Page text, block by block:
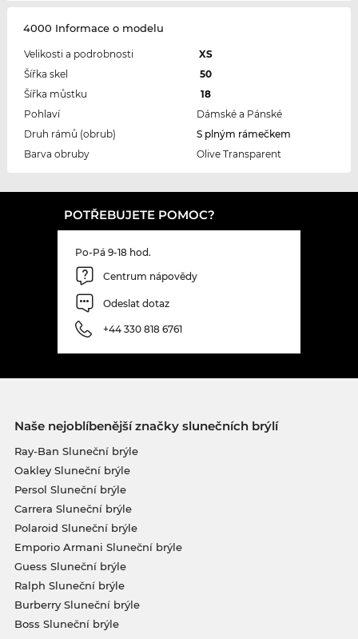
4000 Informace o modelu
Velikosti a podrobnosti
XS
Šířka skel
50
Šířka můstku
18
Pohlaví
Dámské a Pánské
Druh rámů (obrub)
S plným rámečkem
Barva obruby
Olive Transparent
POTŘEBUJETE POMOC?
Po-Pá 9-18 hod.
Centrum nápovědy
Odeslat dotaz
+44 330 818 6761
Naše nejoblíbenější značky slunečních brýlí
Ray-Ban Sluneční brýle
Oakley Sluneční brýle
Persol Sluneční brýle
Carrera Sluneční brýle
Polaroid Sluneční brýle
Emporio Armani Sluneční brýle
Guess Sluneční brýle
Ralph Sluneční brýle
Burberry Sluneční brýle
Boss Sluneční brýle